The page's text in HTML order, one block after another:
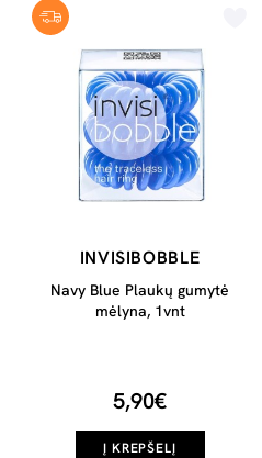
INVISIBOBBLE
Navy Blue Plaukų gumytė
mėlyna, 1vnt
5,90€
Į KREPŠELĮ